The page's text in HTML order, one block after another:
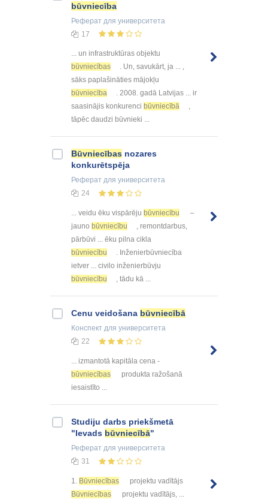
būvniecība
Реферат для университета
17
... un infrastruktūras objektu
būvniecības
. Un, savukārt, ja ... ,
sāks paplašināties mājokļu
būvniecība
. 2008. gadā Latvijas ... ir
saasinājis konkurenci būvniecībā
,
tāpēc daudzi būvnieki ...
Būvniecības nozares
konkurētspēja
Реферат для университета
24
... veidu ēku vispārēju būvniecību
–
jauno būvniecību
, remontdarbus,
pārbūvi ... ēku pilna cikla
būvniecību
. Inženierbūvniecība
ietver ... civilo inženierbūvju
būvniecību
, tādu kā ...
Cenu veidošana būvniecībā
Конспект для университета
22
... izmantotā kapitāla cena -
būvniecības
produkta ražošanā
iesaistīto ...
Studiju darbs priekšmetā
"Ievads būvniecībā"
Реферат для университета
31
1. Būvniecības
projektu vadītājs
Būvniecības
projektu vadītājs, ...